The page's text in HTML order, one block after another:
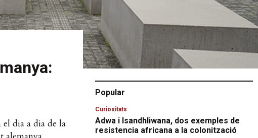
dia a dia de la
Popular
Curiositats
Adwa i Isandhliwana, dos exemples de
resistencia africana a la colonització